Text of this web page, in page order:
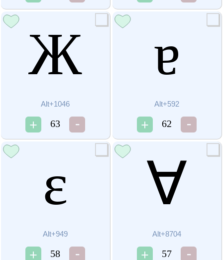
Ж
Alt+1046
63
ɐ
Alt+592
62
ε
Alt+949
58
∀
Alt+8704
57